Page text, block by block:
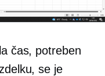
čas, potreben
se je